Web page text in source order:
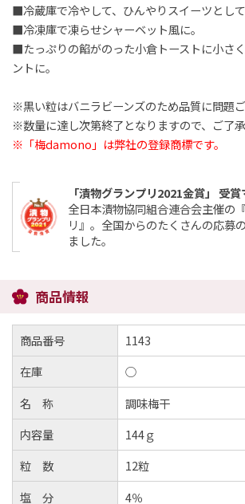
商品番号 1143
在庫
○
名 称
調味梅干
内容量
144ｇ
粒 数
12粒
塩 分
4％
■冷蔵庫で冷やして、ひんやりスイーツとして
■冷凍庫で凍らせシャーベット風に。
■たっぷりの餡がのった小倉トーストに小さ
ントに。
※黒い粒はバニラビーンズのため品質に問題ご
※数量に達し次第終了となりますので、ご了承
※「梅damono」は弊社の登録商標です。
商品情報
「漬物グランプリ2021金賞」 受賞
全日本漬物協同組合連合会主催の
リ』。全国からのたくさんの応募
ました。